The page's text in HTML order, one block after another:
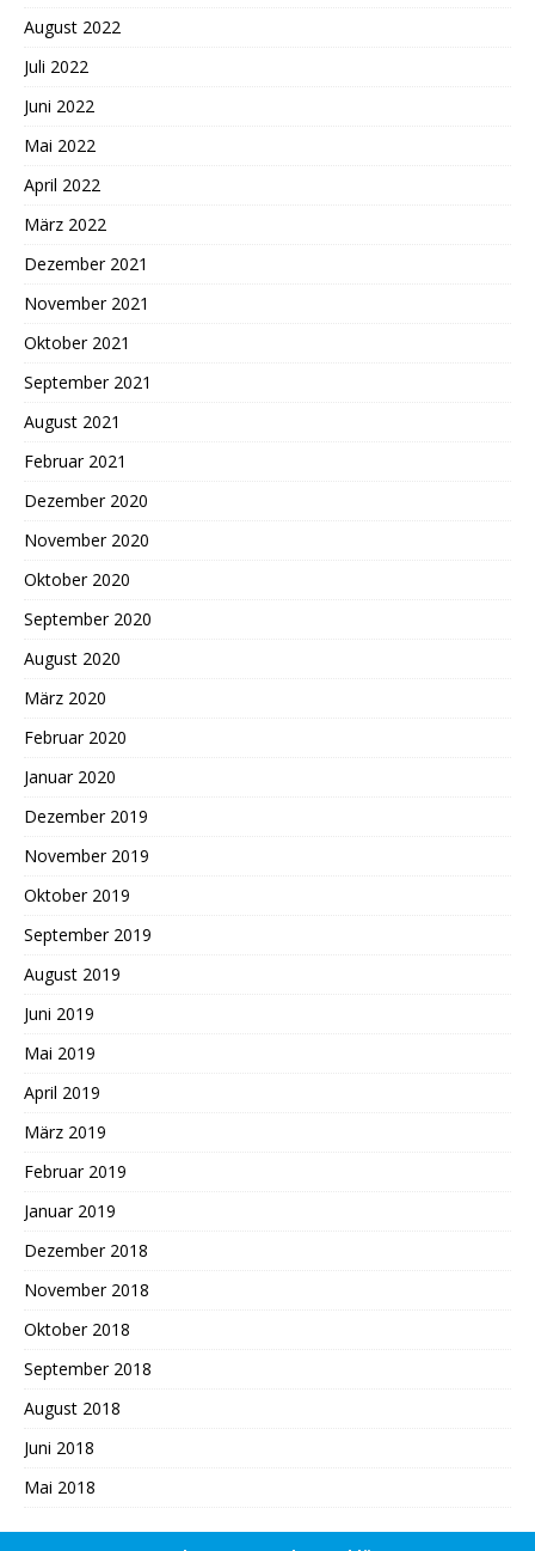
August 2022
Juli 2022
Juni 2022
Mai 2022
April 2022
März 2022
Dezember 2021
November 2021
Oktober 2021
September 2021
August 2021
Februar 2021
Dezember 2020
November 2020
Oktober 2020
September 2020
August 2020
März 2020
Februar 2020
Januar 2020
Dezember 2019
November 2019
Oktober 2019
September 2019
August 2019
Juni 2019
Mai 2019
April 2019
März 2019
Februar 2019
Januar 2019
Dezember 2018
November 2018
Oktober 2018
September 2018
August 2018
Juni 2018
Mai 2018